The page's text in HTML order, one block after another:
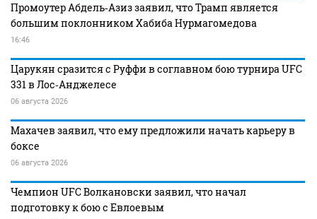
Промоутер Абдель‑Азиз заявил, что Трамп является
большим поклонником Хабиба Нурмагомедова
16:46
Царукян сразится с Руффи в соглавном бою турнира UFC
331 в Лос‑Анджелесе
06 августа 2026
Махачев заявил, что ему предложили начать карьеру в
боксе
06 августа 2026
Чемпион UFC Волкановски заявил, что начал
подготовку к бою с Евлоевым